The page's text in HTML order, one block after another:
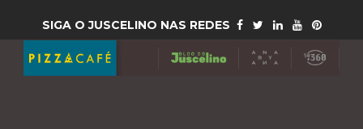
SIGA O JUSCELINO NAS REDES